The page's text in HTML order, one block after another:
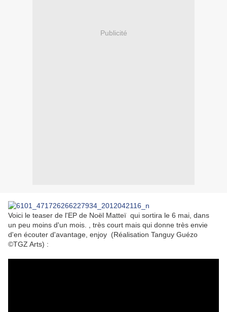
Publicité
Voici le teaser de l'EP de Noël Matteï qui sortira le 6 mai, dans
un peu moins d'un mois.
, très court mais qui donne très envie
d'en écouter d'avantage, enjoy (Réalisation Tanguy Guézo
©TGZ Arts) :